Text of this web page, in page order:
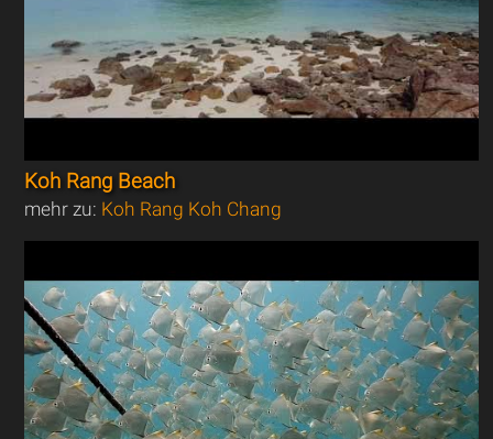
Koh Rang Beach
mehr zu: Koh Rang Koh Chang